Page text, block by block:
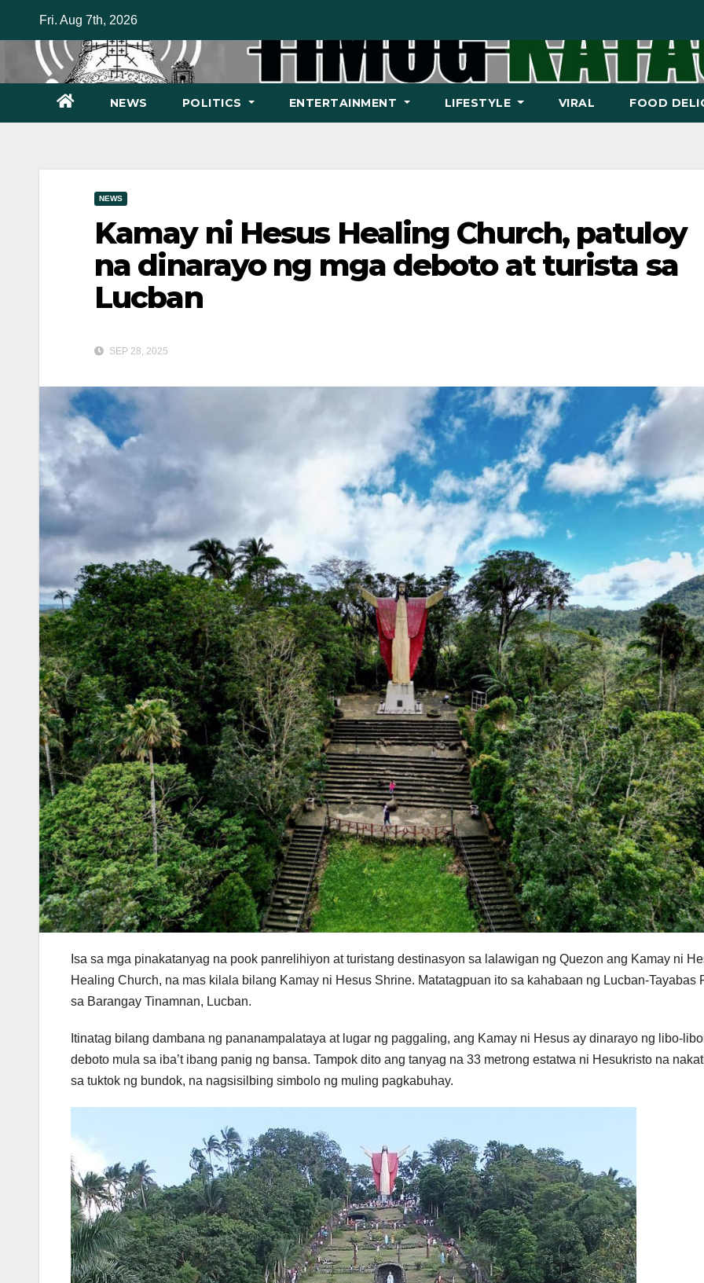
content
Fri. Aug 7th, 2026
NEWS POLITICS ENTERTAINMENT LIFESTYLE VIRAL FOOD
NEWS
Kamay ni Hesus Healing Church, patuloy
na dinarayo ng mga deboto at turista sa
Lucban
SEP 28, 2025
Isa sa mga pinakatanyag na pook panrelihiyon at turistang destinasyon sa lalawigan ng Quezon ang Kamay ni
Healing Church, na mas kilala bilang Kamay ni Hesus Shrine. Matatagpuan ito sa kahabaan ng Lucban-Tayabas
sa Barangay Tinamnan, Lucban.
Itinatag bilang dambana ng pananampalataya at lugar ng paggaling, ang Kamay ni Hesus ay dinarayo ng libo-
deboto mula sa iba’t ibang panig ng bansa. Tampok dito ang tanyag na 33 metrong estatwa ni Hesukristo na
sa tuktok ng bundok, na nagsisilbing simbolo ng muling pagkabuhay.